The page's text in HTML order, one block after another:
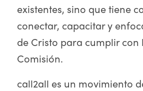
existentes, sino que tiene
conectar, capacitar y
de Cristo para cumplir con
Comisión.
call2all es un movimiento